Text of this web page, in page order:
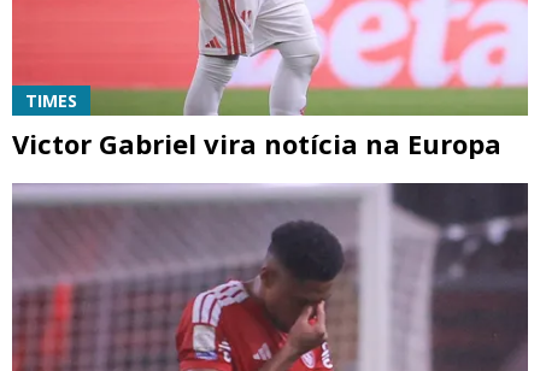
TIMES
Victor Gabriel vira notícia na Europa